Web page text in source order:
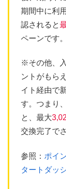
期間中に利
認されると
ペーンです。
※その他、
ントがもら
イト経由で
す。つまり
と、最大
交換完了で
参照： ポイ
タートダッ